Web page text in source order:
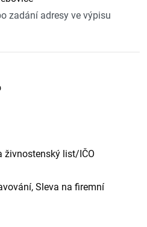
zadání adresy ve výpisu
živnostenský list/IČO
Sleva na firemní